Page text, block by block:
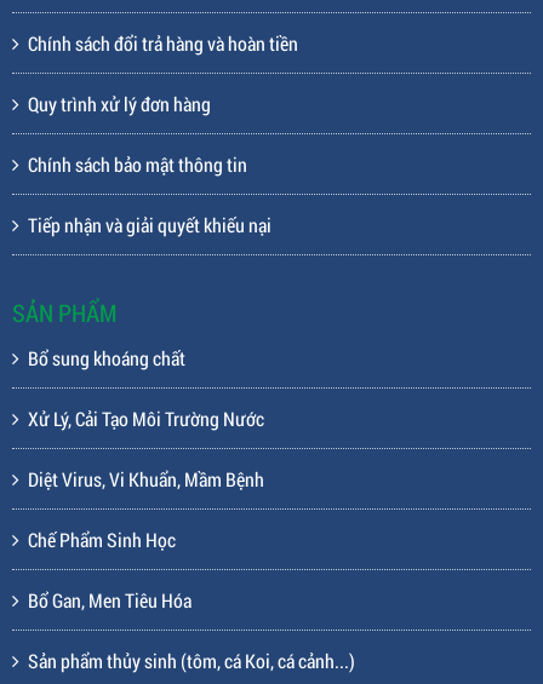
Chính sách đổi trả hàng và hoàn tiền
Quy trình xử lý đơn hàng
Chính sách bảo mật thông tin
Tiếp nhận và giải quyết khiếu nại
SẢN PHẨM
Bổ sung khoáng chất
Xử Lý, Cải Tạo Môi Trường Nước
Diệt Virus, Vi Khuẩn, Mầm Bệnh
Chế Phẩm Sinh Học
Bổ Gan, Men Tiêu Hóa
Sản phẩm thủy sinh (tôm, cá Koi, cá cảnh...)